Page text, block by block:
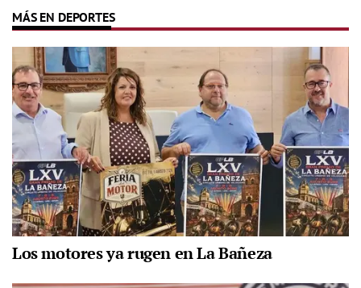
MÁS EN DEPORTES
Los motores ya rugen en La Bañeza